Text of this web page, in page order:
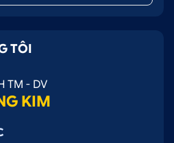
TÔI
TM - DV
KIM